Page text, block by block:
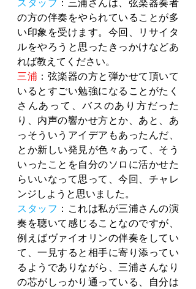
の方の伴奏をやられていることが多
い印象を受けます。今回、リサイタ
ルをやろうと思ったきっかけなどあ
れば教えてください。
三浦 ：弦楽器の方と弾かせて頂いて
いるとすごい勉強になることがたく
さんあって、バスのあり方だった
り、内声の響かせ方とか、あと、あ
っそういうアイデアもあったんだ、
とか新しい発見が色々あって、そう
いったことを自分のソロに活かせた
らいいなって思って、今回、チャレ
ンジしようと思いました。
スタッフ ：これは私が三浦さんの演
奏を聴いて感じることなのですが、
例えばヴァイオリンの伴奏をしてい
て、一見すると相手に寄り添ってい
るようでありながら、三浦さんなり
の芯がしっかり通っている、自分は